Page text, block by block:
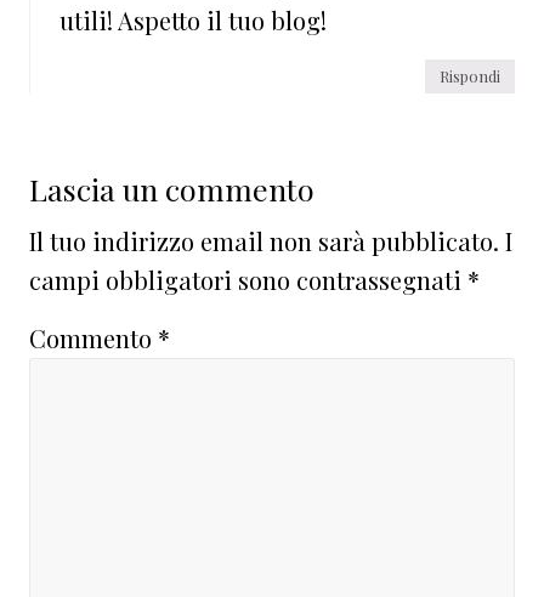
utili! Aspetto il tuo blog!
Rispondi
Lascia un commento
Il tuo indirizzo email non sarà pubblicato. I
campi obbligatori sono contrassegnati *
Commento *